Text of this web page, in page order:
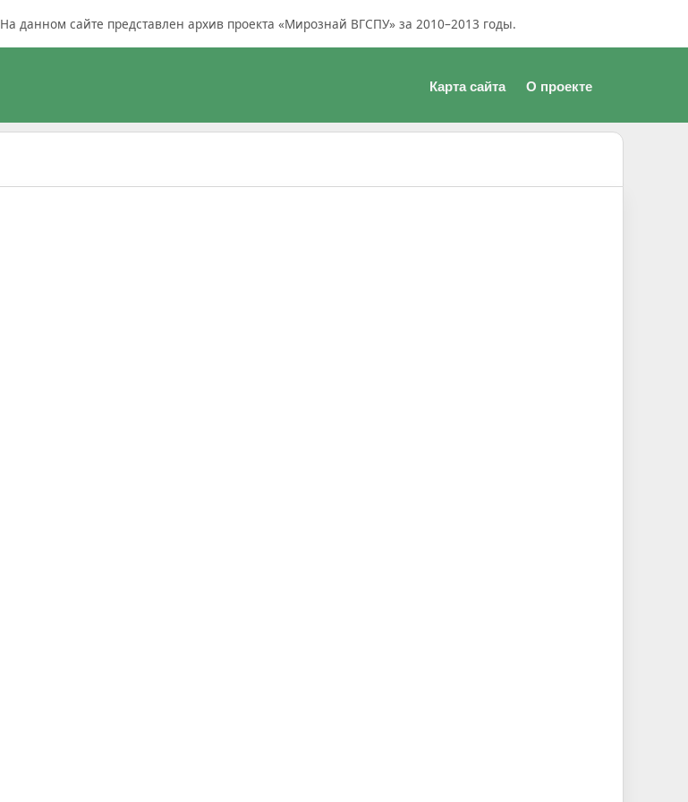
На данном сайте представлен архив проекта «Мирознай ВГСПУ» за 2010–2013 годы.
Карта сайта О проекте